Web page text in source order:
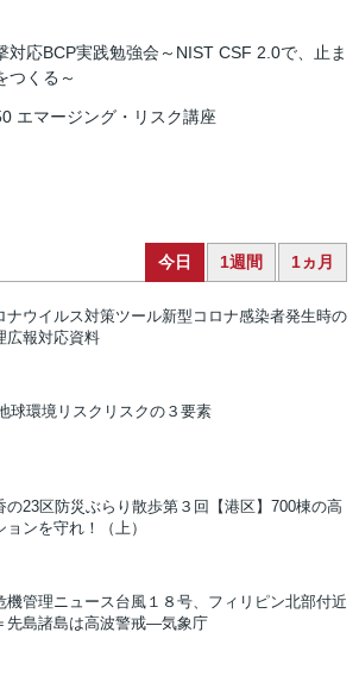
対応BCP実践勉強会～NIST CSF 2.0で、止ま
つくる～
エマージング・リスク講座
今日 1週間 1ヵ月
ナウイルス対策ツール新型コロナ感染者発生時の
広報対応資料
球環境リスク リスクの３要素
の23区防災ぶらり散歩第３回【港区】700棟の高
ョンを守れ！（上）
機管理ニュース台風１８号、フィリピン北部付近
先島諸島は高波警戒―気象庁